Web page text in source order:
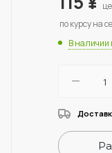
по курсу на
В наличии